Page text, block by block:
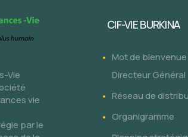
Vie
vie
par le
CIF-VIE BURKINA
Mot de
Directeur Général
Réseau de
Organigramme